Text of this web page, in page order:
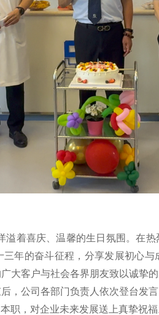
溢着喜庆、温馨的生日氛围。在
年的奋斗征程，分享发展初心
大客户与社会各界朋友致以诚挚
，公司各部门负责人依次登台发
职，对企业未来发展送上真挚祝福